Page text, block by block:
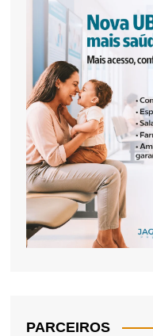
PARCEIROS